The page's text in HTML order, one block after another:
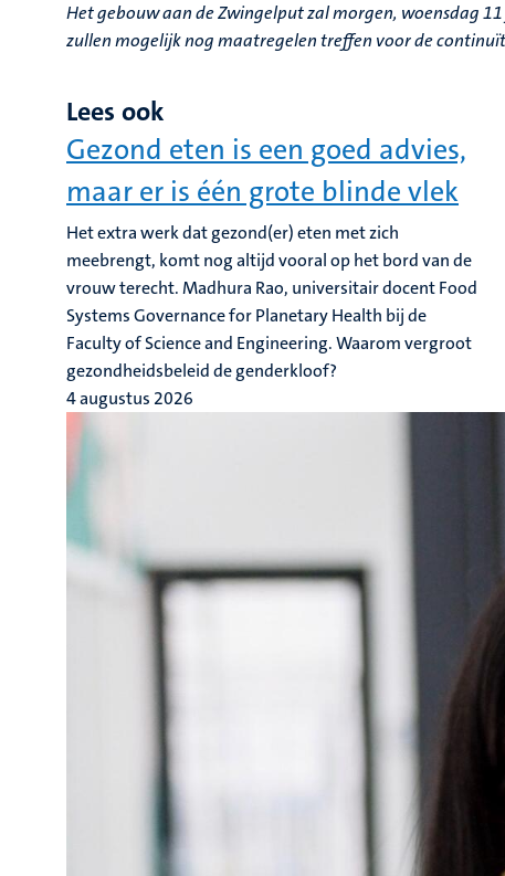
Het gebouw aan de Zwingelput zal morgen, woensdag
zullen mogelijk nog maatregelen treffen voor de
Lees ook
Gezond eten is een goed advies,
maar er is één grote blinde vlek
Het extra werk dat gezond(er) eten met zich
meebrengt, komt nog altijd vooral op het bord van de
vrouw terecht. Madhura Rao, universitair docent Food
Systems Governance for Planetary Health bij de
Faculty of Science and Engineering. Waarom vergroot
gezondheidsbeleid de genderkloof?
4 augustus 2026